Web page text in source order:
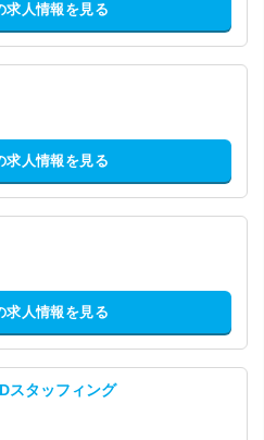
求人情報を見る
求人情報を見る
求人情報を見る
スタッフィング